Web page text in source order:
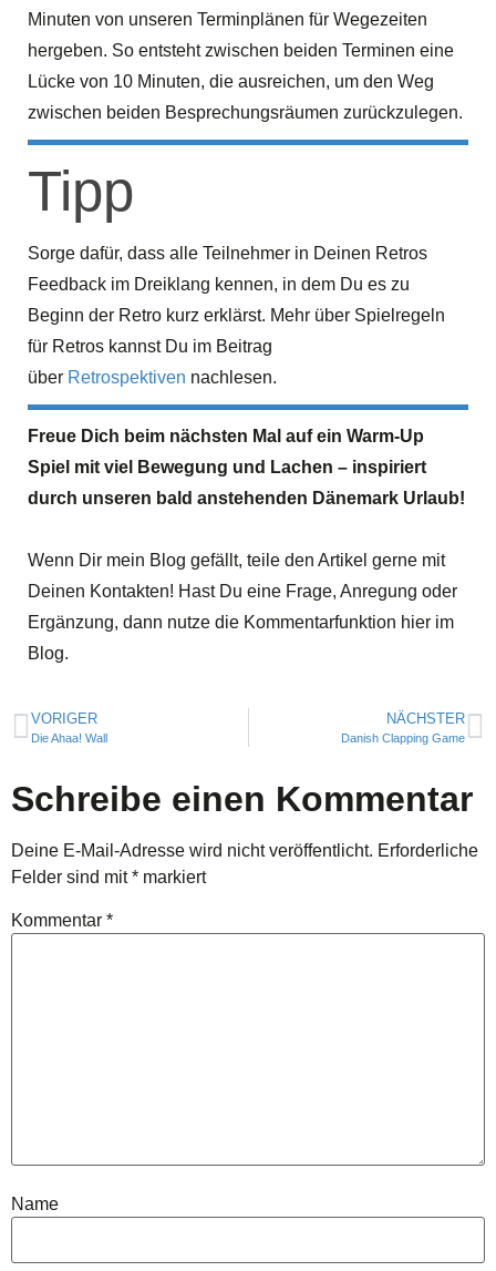
Minuten von unseren Terminplänen für Wegezeiten
hergeben. So entsteht zwischen beiden Terminen eine
Lücke von 10 Minuten, die ausreichen, um den Weg
zwischen beiden Besprechungsräumen zurückzulegen.
Tipp
Sorge dafür, dass alle Teilnehmer in Deinen Retros
Feedback im Dreiklang kennen, in dem Du es zu
Beginn der Retro kurz erklärst. Mehr über Spielregeln
für Retros kannst Du im Beitrag
über Retrospektiven nachlesen.
Freue Dich beim nächsten Mal auf ein Warm-Up
Spiel mit viel Bewegung und Lachen – inspiriert
durch unseren bald anstehenden Dänemark Urlaub!
Wenn Dir mein Blog gefällt, teile den Artikel gerne mit
Deinen Kontakten! Hast Du eine Frage, Anregung oder
Ergänzung, dann nutze die Kommentarfunktion hier im
Blog.
VORIGER
Die Ahaa! Wall
NÄCHSTER
Danish Clapping Game
Schreibe einen Kommentar
Deine E-Mail-Adresse wird nicht veröffentlicht. Erforderliche
Felder sind mit* markiert
Kommentar *
Name